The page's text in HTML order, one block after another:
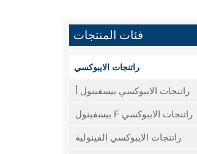
فئات المنتجات
راتنجات الايبوكسي
راتنجات الايبوكسي بيسفينول أ
بيسفينول F راتنجات الايبوكسي
راتنجات الايبوكسي الفينولية